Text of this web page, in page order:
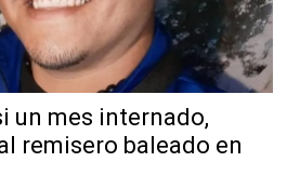
un mes internado,
remisero baleado en